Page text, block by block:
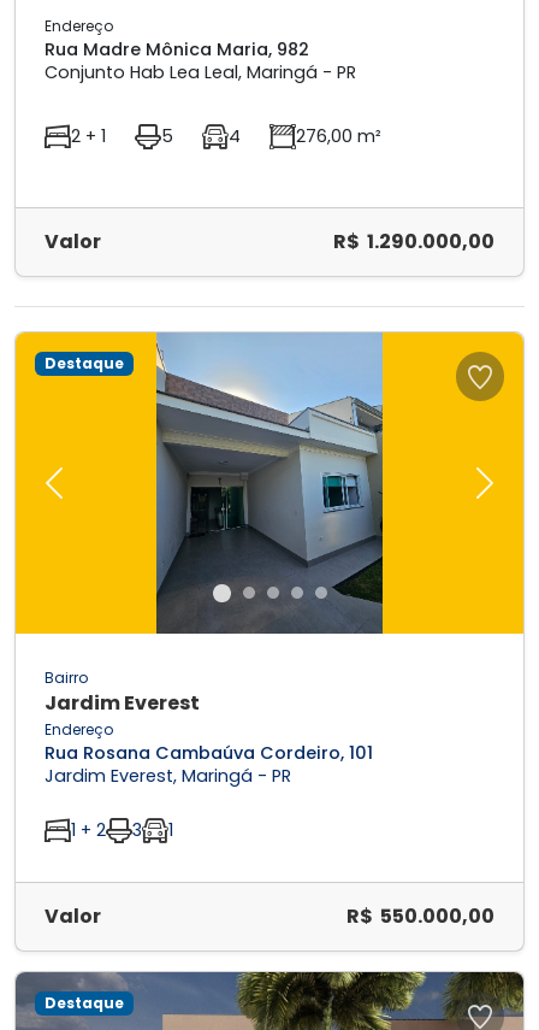
Endereço
Rua Madre Mônica Maria, 982
Conjunto Hab Lea Leal, Maringá - PR
2 + 1 5 4 276,00 m²
Valor R$ 1.290.000,00
Previous Next
Destaque
Bairro
Jardim Everest
Endereço
Rua Rosana Cambaúva Cordeiro, 101
Jardim Everest, Maringá - PR
1 + 2 3 1
Valor R$ 550.000,00
Destaque